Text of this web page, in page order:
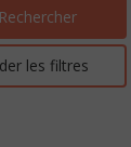
Rechercher
les filtres